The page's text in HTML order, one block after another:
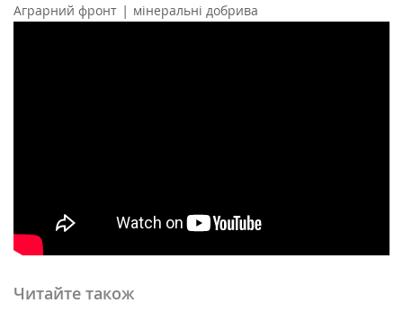
Аграрний фронт | мінеральні добрива
Читайте також